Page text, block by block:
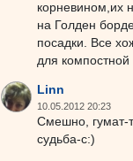
корневином,их
на Голден
посадки. Все
для компостной
Linn
10.05.2012 20:23
Смешно, гумат-
судьба-с:)